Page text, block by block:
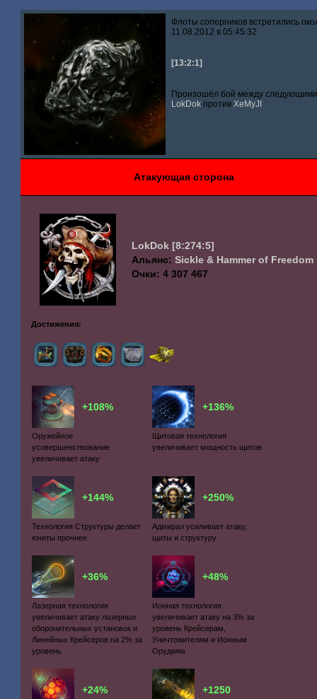
Флоты соперников встретились
11.08.2012 в 05:45:32
[13:2:1]
Произошёл бой между
LokDok противXeMyJI
Атакующая сторона
LokDok [8:274:5]
Альянс:Sickle & Hammer of Freedom
Очки: 4 307 467
Достижения:
+108%
Оружейное
усовершенствование
увеличивает атаку
+136%
Щитовая технология
увеличивает мощность щитов
+144%
Технология Структуры делает
юниты прочнее
+250%
Адмирал усиливает атаку,
щиты и структуру
+36%
Лазерная технология
увеличивает атаку лазерных
оборонительных установок и
Линейных Крейсеров на 2% за
уровень
+48%
Ионная технология
увеличивает атаку на 3% за
уровень Крейсерам,
Уничтожителям и Ионным
Орудиям
+24% +1250